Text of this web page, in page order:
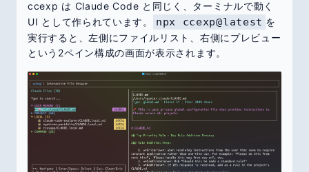
ccexp は Claude Code と同じく、ターミナルで動く
UI として作られています。
npx ccexp@latest を
実行すると、左側にファイルリスト、右側にプレビュー
という2ペイン構成の画面が表示されます。